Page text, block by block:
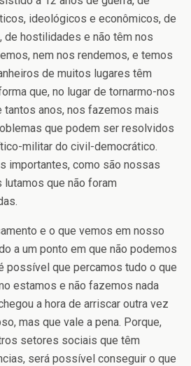
ideológicos e econômicos, de
de hostilidades e não têm nos
nem nos rendemos, e temos
de muitos lugares têm
que, no lugar de tornarmo-nos
anos, nos fazemos mais
que podem ser resolvidos
militar do civil-democrático.
importantes, como são nossas
que não foram
e o que vemos em nosso
a um ponto em que não podemos
possível que percamos tudo o que
estamos e não fazemos nada
a hora de arriscar outra vez
mas que vale a pena. Porque,
setores sociais que têm
será possível conseguir o que